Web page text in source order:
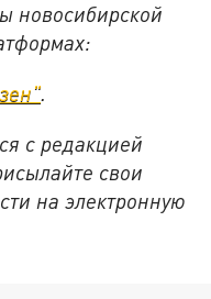
новосибирской
.
с редакцией
свои
на электронную